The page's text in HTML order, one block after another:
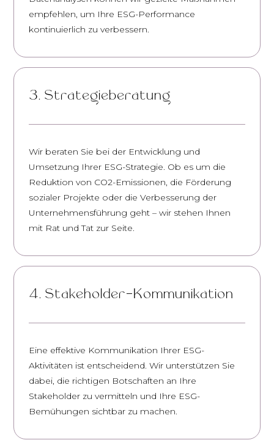
empfehlen, um Ihre ESG-Performance
kontinuierlich zu verbessern.
3. Strategieberatung
Wir beraten Sie bei der Entwicklung und
Umsetzung Ihrer ESG-Strategie. Ob es um die
Reduktion von CO2-Emissionen, die Förderung
sozialer Projekte oder die Verbesserung der
Unternehmensführung geht – wir stehen Ihnen
mit Rat und Tat zur Seite.
4. Stakeholder-Kommunikation
Eine effektive Kommunikation Ihrer ESG-
Aktivitäten ist entscheidend. Wir unterstützen Sie
dabei, die richtigen Botschaften an Ihre
Stakeholder zu vermitteln und Ihre ESG-
Bemühungen sichtbar zu machen.